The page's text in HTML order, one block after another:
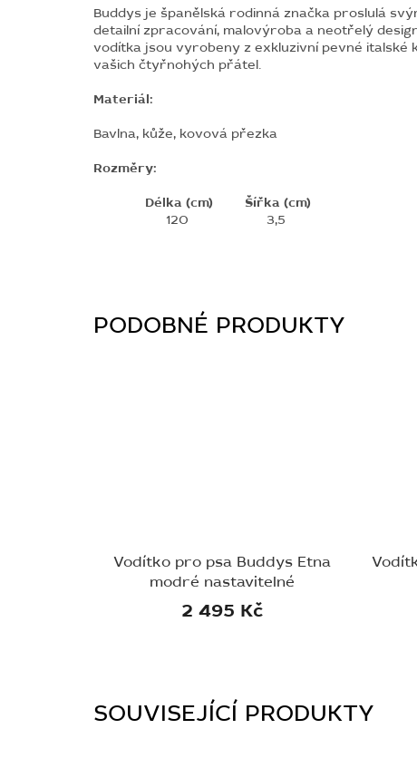
SOUVISEJÍCÍ PRODUKTY
Buddys je španělská rodinná značka proslulá
detailní zpracování, malovýroba a neotřelý
vodítka jsou vyrobeny z exkluzivní pevné italské
vašich čtyřnohých přátel.
Materiál:
Bavlna, kůže, kovová přezka
Rozměry:
Délka (cm)
Šířka (cm)
120
3,5
Vodítko pro psa Buddys Etna
modré nastavitelné
2 495 Kč